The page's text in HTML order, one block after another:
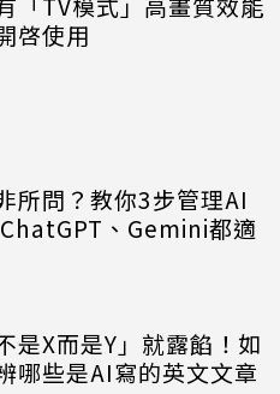
啓使用
所問？教你3步管理AI
、Gemini都適
是X而是Y」就露餡！如
哪些是AI寫的英文文章